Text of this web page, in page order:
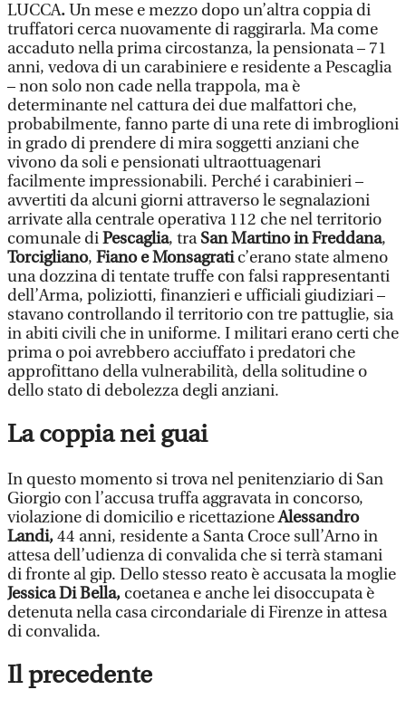
LUCCA.Un mese e mezzo dopo un’altra coppia di
truffatori cerca nuovamente di raggirarla. Ma come
accaduto nella prima circostanza, la pensionata – 71
anni, vedova di un carabiniere e residente a Pescaglia
– non solo non cade nella trappola, ma è
determinante nel cattura dei due malfattori che,
probabilmente, fanno parte di una rete di imbroglioni
in grado di prendere di mira soggetti anziani che
vivono da soli e pensionati ultraottuagenari
facilmente impressionabili. Perché i carabinieri –
avvertiti da alcuni giorni attraverso le segnalazioni
arrivate alla centrale operativa 112 che nel territorio
comunale diPescaglia, traSan Martino in Freddana,
Torcigliano, Fiano e Monsagratic’erano state almeno
una dozzina di tentate truffe con falsi rappresentanti
dell’Arma, poliziotti, finanzieri e ufficiali giudiziari –
stavano controllando il territorio con tre pattuglie, sia
in abiti civili che in uniforme. I militari erano certi che
prima o poi avrebbero acciuffato i predatori che
approfittano della vulnerabilità, della solitudine o
dello stato di debolezza degli anziani.
La coppia nei guai
In questo momento si trova nel penitenziario di San
Giorgio con l’accusa truffa aggravata in concorso,
violazione di domicilio e ricettazioneAlessandro
Landi,44 anni, residente a Santa Croce sull’Arno in
attesa dell’udienza di convalida che si terrà stamani
di fronte al gip. Dello stesso reato è accusata la moglie
Jessica Di Bella, coetanea e anche lei disoccupata è
detenuta nella casa circondariale di Firenze in attesa
di convalida.
Il precedente